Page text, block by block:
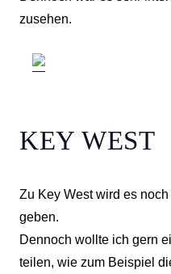
zusehen.
KEY WEST
Zu Key West wird es
geben.
Dennoch wollte ich gern
teilen, wie zum Beispiel